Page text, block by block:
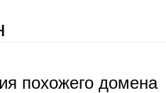
похожего домена